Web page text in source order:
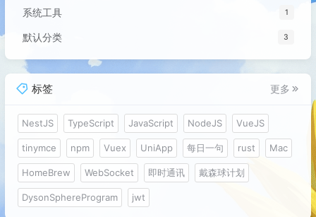
系统工具 1
默认分类 3
标签 更多
NestJS TypeScript JavaScript NodeJS VueJS
tinymce npm Vuex UniApp 每日一句 rust Mac
HomeBrew WebSocket 即时通讯 戴森球计划
DysonSphereProgram jwt